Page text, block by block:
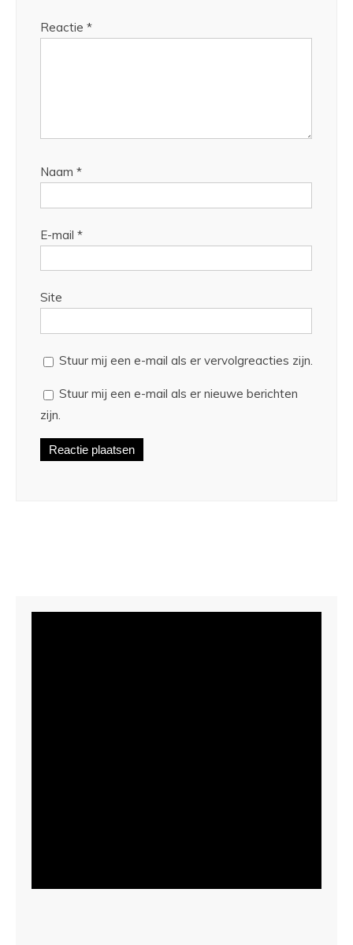
Reactie *
Naam *
E-mail *
Site
Stuur mij een e-mail als er vervolgreacties zijn.
Stuur mij een e-mail als er nieuwe berichten
zijn.